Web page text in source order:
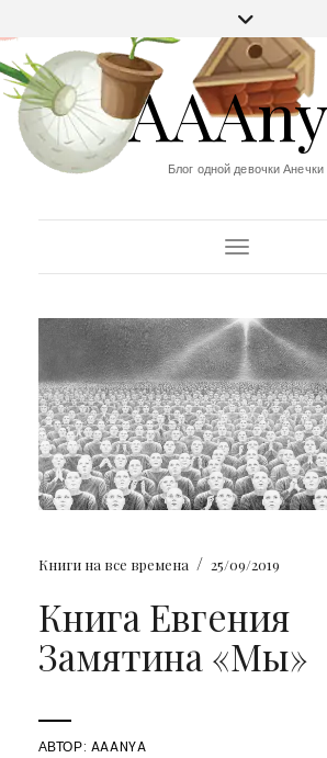
Блог одной девочки Анечки
Книги на все времена / 25/09/2019
Книга Евгения
Замятина «Мы»
АВТОР: AAANYA